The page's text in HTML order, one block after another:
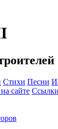
Стихи Песни
сайте Ссылки